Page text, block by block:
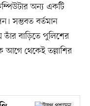
অন্য একটি
সম্ভবত বর্তমান
বাড়িতে পুলিশের
আগে থেকেই তল্লাশির